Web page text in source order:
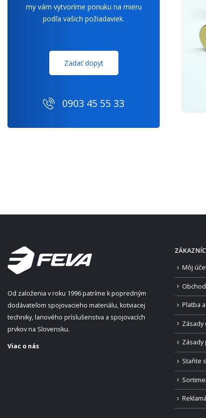
my vám vytvoríme ponuku na mieru
podľa vašich požiadaviek.
Zadať dopyt
0903 45 55 33
Od založenia v roku 1996 patríme k popredným
dodávateľom spojovacieho materiálu, kotviacej
techniky, lanového príslušenstva a spojovacích
prvkov na Slovensku.
Viac o nás
Môj
Platba
Zásady
Staňte